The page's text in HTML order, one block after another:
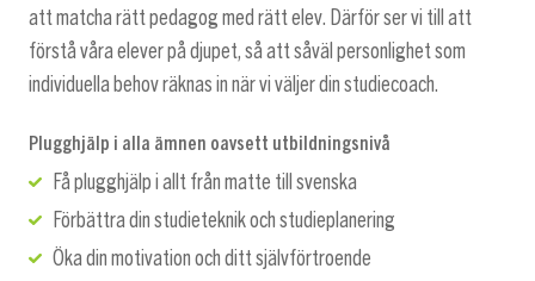
att matcha rätt pedagog med rätt elev. Därför ser vi till att
förstå våra elever på djupet, så att såväl personlighet som
individuella behov räknas in när vi väljer din studiecoach.
Plugghjälp i alla ämnen oavsett utbildningsnivå
Få plugghjälp i allt från matte till svenska
Förbättra din studieteknik och studieplanering
Öka din motivation och ditt självförtroende